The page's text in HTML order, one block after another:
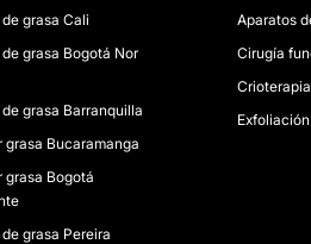
grasa Cali
grasa Bogotá Nor
grasa Barranquilla
grasa Bucaramanga
grasa Bogotá
grasa Pereira
Aparatos
Cirugía
Crioterapia